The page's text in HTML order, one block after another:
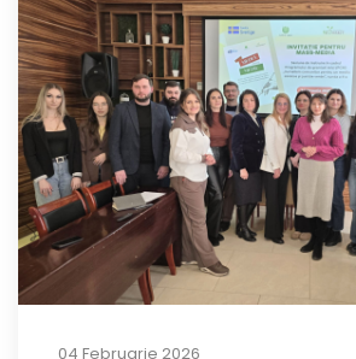
04 Februarie 2026